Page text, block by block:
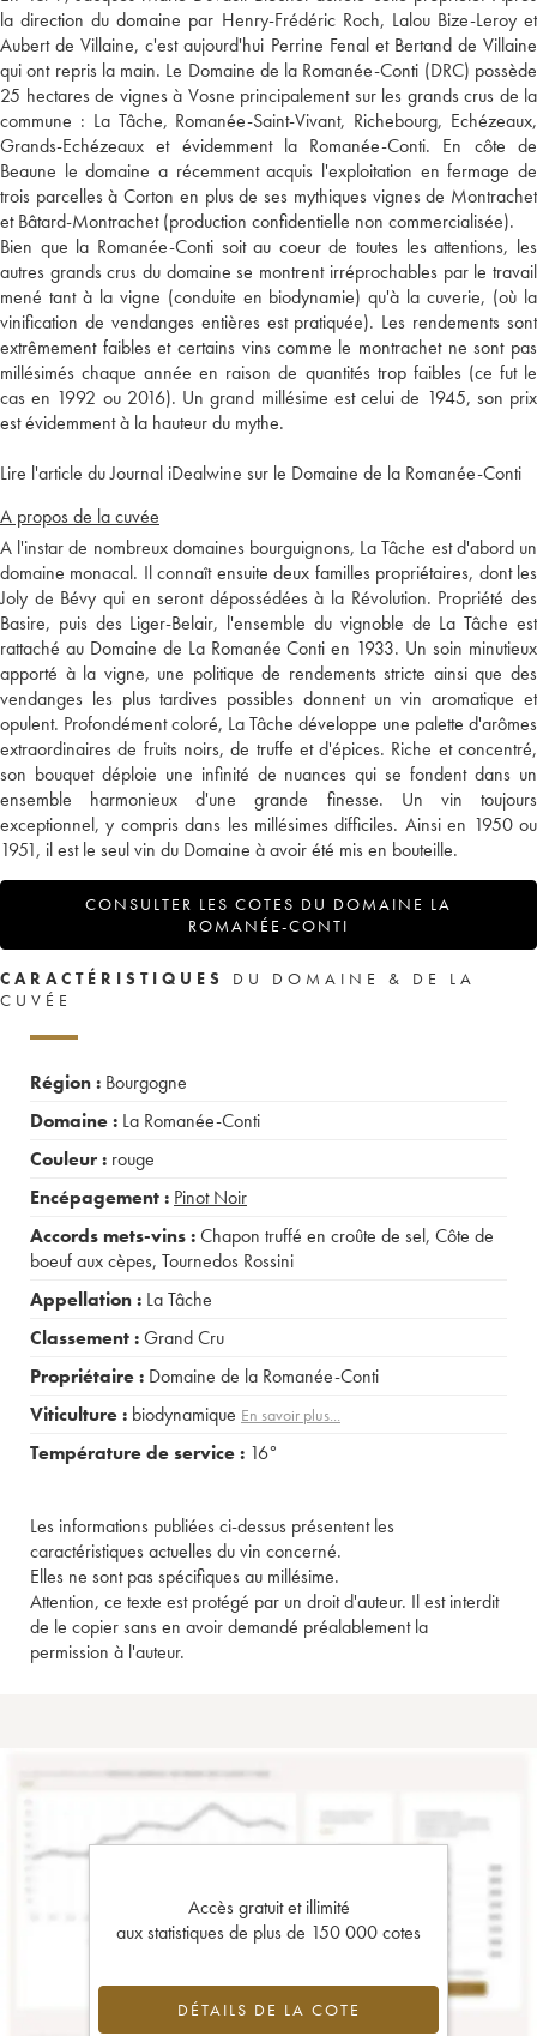
la direction du domaine par Henry-Frédéric Roch, Lalou Bize-Leroy et
Aubert de Villaine, c'est aujourd'hui Perrine Fenal et Bertand de Villaine
qui ont repris la main. Le Domaine de la Romanée-Conti (DRC) possède
25 hectares de vignes à Vosne principalement sur les grands crus de la
commune : La Tâche, Romanée-Saint-Vivant, Richebourg, Echézeaux,
Grands-Echézeaux et évidemment la Romanée-Conti. En côte de
Beaune le domaine a récemment acquis l'exploitation en fermage de
trois parcelles à Corton en plus de ses mythiques vignes de Montrachet
et Bâtard-Montrachet (production confidentielle non commercialisée).
Bien que la Romanée-Conti soit au coeur de toutes les attentions, les
autres grands crus du domaine se montrent irréprochables par le travail
mené tant à la vigne (conduite en biodynamie) qu'à la cuverie, (où la
vinification de vendanges entières est pratiquée). Les rendements sont
extrêmement faibles et certains vins comme le montrachet ne sont pas
millésimés chaque année en raison de quantités trop faibles (ce fut le
cas en 1992 ou 2016). Un grand millésime est celui de 1945, son prix
est évidemment à la hauteur du mythe.
Lire l'article du Journal iDealwine sur le Domaine de la Romanée-Conti
A propos de la cuvée
A l'instar de nombreux domaines bourguignons, La Tâche est d'abord un
domaine monacal. Il connaît ensuite deux familles propriétaires, dont les
Joly de Bévy qui en seront dépossédées à la Révolution. Propriété des
Basire, puis des Liger-Belair, l'ensemble du vignoble de La Tâche est
rattaché au Domaine de La Romanée Conti en 1933. Un soin minutieux
apporté à la vigne, une politique de rendements stricte ainsi que des
vendanges les plus tardives possibles donnent un vin aromatique et
opulent. Profondément coloré, La Tâche développe une palette d'arômes
extraordinaires de fruits noirs, de truffe et d'épices. Riche et concentré,
son bouquet déploie une infinité de nuances qui se fondent dans un
ensemble harmonieux d'une grande finesse. Un vin toujours
exceptionnel, y compris dans les millésimes difficiles. Ainsi en 1950 ou
1951, il est le seul vin du Domaine à avoir été mis en bouteille.
CONSULTER LES COTES DU DOMAINE LA
ROMANÉE-CONTI
CARACTÉRISTIQUES
DU DOMAINE & DE LA
CUVÉE
Région : Bourgogne
Domaine : La Romanée-Conti
Couleur : rouge
Encépagement : Pinot Noir
Accords mets-vins :Chapon truffé en croûte de sel, Côte de
boeuf aux cèpes, Tournedos Rossini
Appellation : La Tâche
Classement :Grand Cru
Propriétaire : Domaine de la Romanée-Conti
Viticulture : biodynamique En savoir plus...
Température de service : 16°
Les informations publiées ci-dessus présentent les
caractéristiques actuelles du vin concerné.
Elles ne sont pas spécifiques au millésime.
Attention, ce texte est protégé par un droit d'auteur. Il est interdit
de le copier sans en avoir demandé préalablement la
permission à l'auteur.
Accès gratuit et illimité
aux statistiques de plus de 150 000 cotes
DÉTAILS DE LA COTE